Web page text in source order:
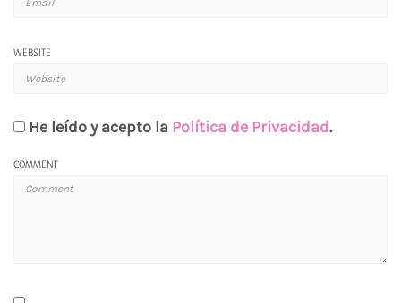
WEBSITE
He leído y acepto la Política de Privacidad.
COMMENT